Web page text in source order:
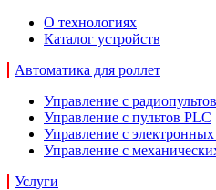
О технологиях
Каталог устройств
Автоматика для роллет
Управление с радиопультов
Управление с пультов PLC
Управление с
Управление с
Услуги